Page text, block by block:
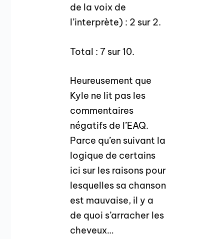
de la voix de
l’interprète) : 2 sur 2.
Total : 7 sur 10.
Heureusement que
Kyle ne lit pas les
commentaires
négatifs de l’EAQ.
Parce qu’en suivant la
logique de certains
ici sur les raisons pour
lesquelles sa chanson
est mauvaise, il y a
de quoi s’arracher les
cheveux…